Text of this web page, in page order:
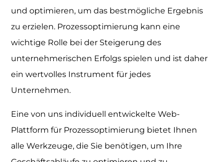
und optimieren, um das bestmögliche Ergebnis
zu erzielen. Prozessoptimierung kann eine
wichtige Rolle bei der Steigerung des
unternehmerischen Erfolgs spielen und ist daher
ein wertvolles Instrument für jedes
Unternehmen.
Eine von uns individuell entwickelte Web-
Plattform für Prozessoptimierung bietet Ihnen
alle Werkzeuge, die Sie benötigen, um Ihre